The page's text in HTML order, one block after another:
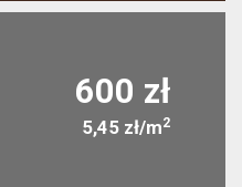
600 zł
5,45 zł/m2